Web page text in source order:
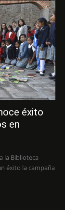
éxito
en
la Biblioteca